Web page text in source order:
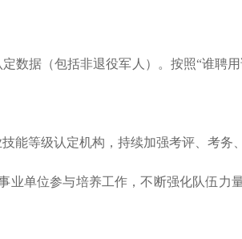
据（包括非退役军人）。按照“谁聘用
等级认定机构，持续加强考评、考务
单位参与培养工作，不断强化队伍力